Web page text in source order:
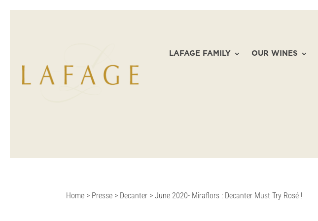
LAFAGE FAMILY OUR WINES
Home > Presse > Decanter >June 2020- Miraflors : Decanter Must Try Rosé !